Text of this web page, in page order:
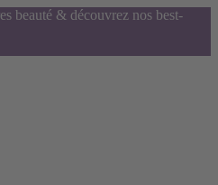
beauté & découvrez nos best-